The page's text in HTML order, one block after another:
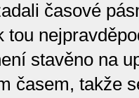
časové
tou
stavěno na
časem, takže